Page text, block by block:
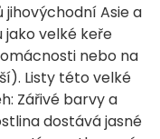
Asie a
velké keře
nebo na
Listy této velké
Zářivé barvy a
dostává jasné